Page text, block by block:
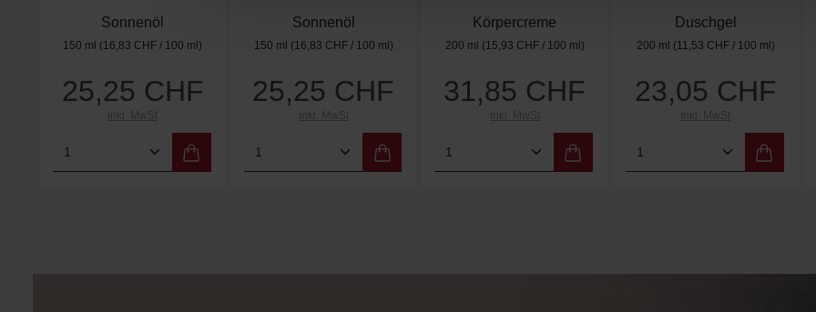
Sonnenöl
150 ml (16,83 CHF / 100 ml)
Regulärer Preis:
25,25 CHF
Inkl. MwSt
Produkt Anzahl: Gib den gewünschten Wert ein oder benutze die
Sonnenöl
150 ml (16,83 CHF / 100 ml)
Regulärer Preis:
25,25 CHF
Inkl. MwSt
Produkt Anzahl: Gib den gewünschten Wert ein oder
Körpercreme
200 ml (15,93 CHF / 100 ml)
Regulärer Preis:
31,85 CHF
Inkl. MwSt
Produkt Anzahl: Gib den
Duschgel
200 ml (11,53 CHF / 100 ml)
Regulärer Preis:
23,05 CHF
Inkl. MwSt
Produkt Anzahl: